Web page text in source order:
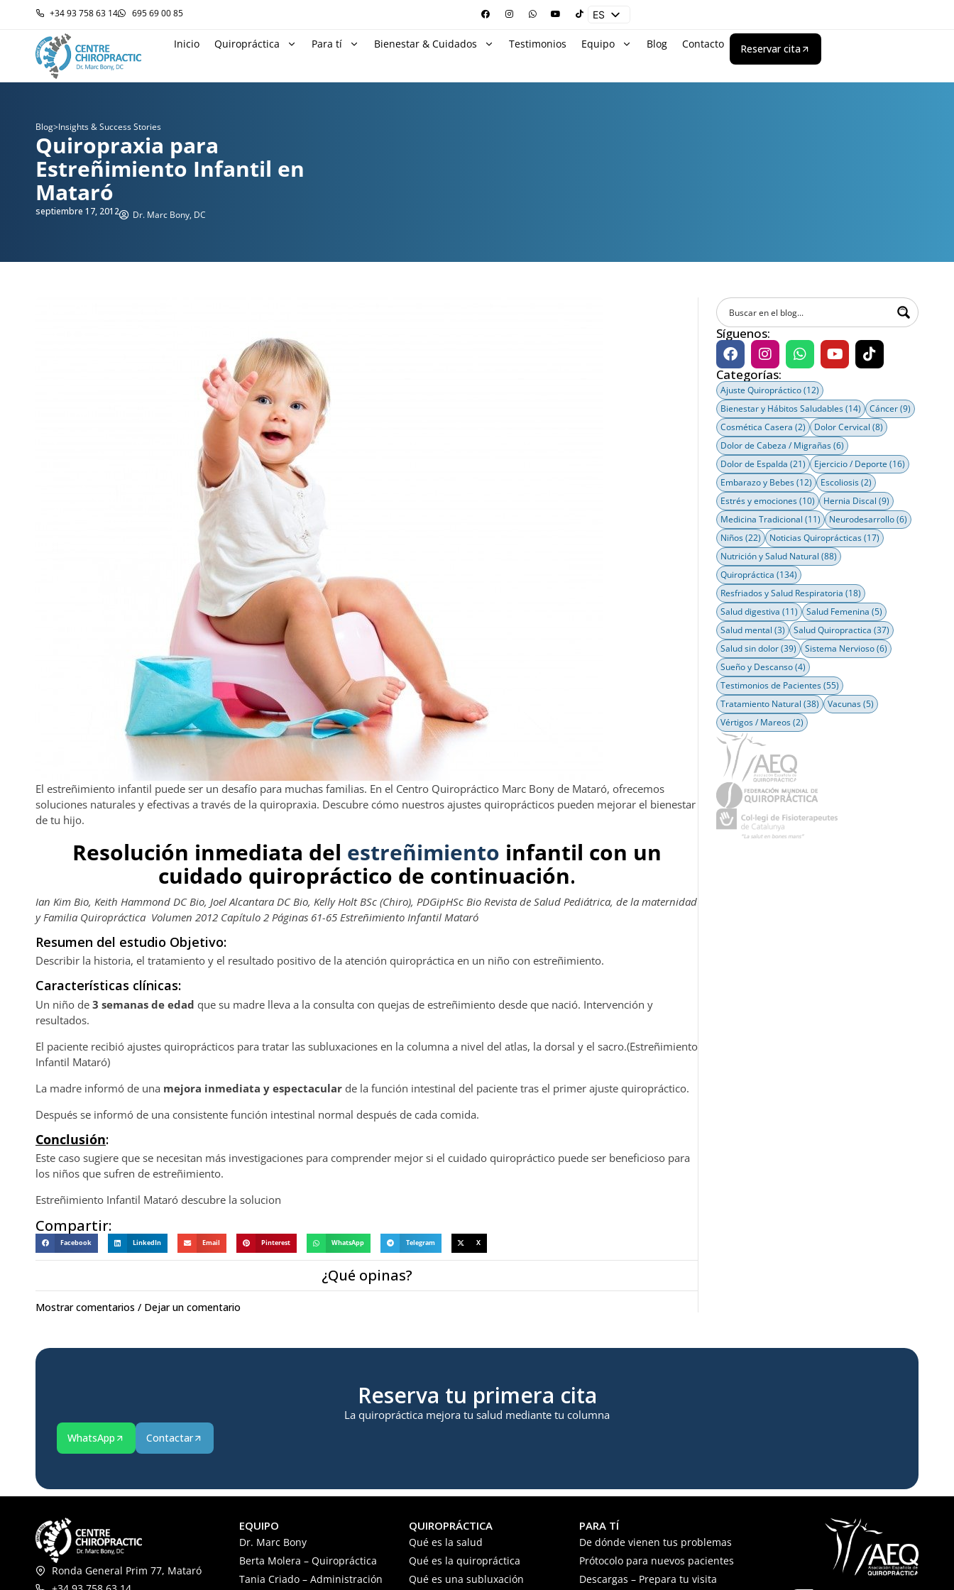
+34 93 758 63 14 695 69 00 85
ES
Inicio Quiropráctica Para tí Bienestar & Cuidados Testimonios Equipo Blog Contacto Reservar cita
Blog>Insights & Success Stories
Quiropraxia para
Estreñimiento Infantil en
Mataró
septiembre 17, 2012 Dr. Marc Bony, DC
El estreñimiento infantil puede ser un desafío para muchas familias. En el Centro Quiropráctico Marc Bony de Mataró, ofrecemos
soluciones naturales y efectivas a través de la quiropraxia. Descubre cómo nuestros ajustes quiroprácticos pueden mejorar el bienestar
de tu hijo.
Resolución inmediata del estreñimiento infantil con un
cuidado quiropráctico de continuación.
Ian Kim Bio, Keith Hammond DC Bio, Joel Alcantara DC Bio, Kelly Holt BSc (Chiro), PDGipHSc Bio Revista de Salud Pediátrica, de la maternidad
y Familia Quiropráctica Volumen 2012 Capítulo 2 Páginas 61-65 Estreñimiento Infantil Mataró
Resumen del estudio Objetivo:
Describir la historia, el tratamiento y el resultado positivo de la atención quiropráctica en un niño con estreñimiento.
Características clínicas:
Un niño de 3 semanas de edad que su madre lleva a la consulta con quejas de estreñimiento desde que nació. Intervención y
resultados.
El paciente recibió ajustes quiroprácticos para tratar las subluxaciones en la columna a nivel del atlas, la dorsal y el sacro.(Estreñimiento
Infantil Mataró)
La madre informó de una mejora inmediata y espectacular de la función intestinal del paciente tras el primer ajuste quiropráctico.
Después se informó de una consistente función intestinal normal después de cada comida.
Conclusión:
Este caso sugiere que se necesitan más investigaciones para comprender mejor si el cuidado quiropráctico puede ser beneficioso para
los niños que sufren de estreñimiento.
Estreñimiento Infantil Mataró descubre la solucion
Compartir:
Facebook LinkedIn Email Pinterest WhatsApp Telegram X
¿Qué opinas?
Mostrar comentarios / Dejar un comentario
Síguenos:
Categorías:
Ajuste Quiropráctico(12)
Bienestar y Hábitos Saludables(14) Cáncer(9)
Cosmética Casera (2) Dolor Cervical (8)
Dolor de Cabeza / Migrañas(6)
Dolor de Espalda (21) Ejercicio / Deporte (16)
Embarazo y Bebes(12) Escoliosis(2)
Estrés y emociones(10) Hernia Discal (9)
Medicina Tradicional (11) Neurodesarrollo(6)
Niños(22) Noticias Quiroprácticas(17)
Nutrición y Salud Natural (88)
Quiropráctica (134)
Resfriados y Salud Respiratoria (18)
Salud digestiva (11) Salud Femenina (5)
Salud mental (3) Salud Quiropractica (37)
Salud sin dolor(39) Sistema Nervioso(6)
Sueño y Descanso(4)
Testimonios de Pacientes(55)
Tratamiento Natural (38) Vacunas(5)
Vértigos / Mareos(2)
Reserva tu primera cita
La quiropráctica mejora tu salud mediante tu columna
WhatsApp Contactar
Ronda General Prim 77, Mataró
EQUIPO
Dr. Marc Bony
Berta Molera – Quiropráctica
Tania Criado – Administración
QUIROPRÁCTICA
Qué es la salud
Qué es la quiropráctica
Qué es una subluxación
PARA TÍ
De dónde vienen tus problemas
Prótocolo para nuevos pacientes
Descargas – Prepara tu visita